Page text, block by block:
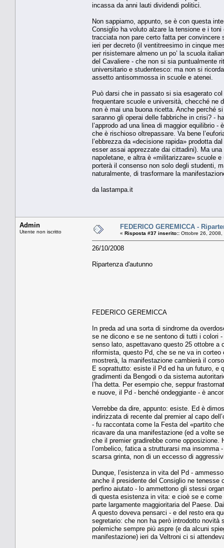
incassa da anni lauti dividendi politici.
Non sappiamo, appunto, se è con questa
Consiglio ha voluto alzare la tensione e i
tracciata non pare certo fatta per
ieri per decreto (il ventitreesimo in cinque
per risistemare almeno un po’ la scuola
del Cavaliere - che non si sia puntualmente
universitario e studentesco: ma non si
assetto antisommossa in scuole e atenei.
Può darsi che in passato si sia esagerato
frequentare scuole e università, checché ne
non è mai una buona ricetta. Anche perché
saranno gli operai delle fabbriche in crisi? -
l’approdo ad una linea di maggior equilibrio
che è rischioso oltrepassare. Va bene
l’ebbrezza da «decisione rapida» prodotta
esser assai apprezzate dai cittadini). Ma
napoletane, e altra è «militarizzare» scuole
porterà il consenso non solo degli studenti,
naturalmente, di trasformare la
da lastampa.it
Admin
Utente non iscritto
FEDERICO GEREMICCA -
« Risposta #37 inserito:: Ottobre 26, 2008,
26/10/2008
Ripartenza d'autunno
FEDERICO GEREMICCA
In preda ad una sorta di sindrome da
se ne dicono e se ne sentono di tutti i colori
senso lato, aspettavano questo 25 ottobre a
riformista, questo Pd, che se ne va in
mostrerà, la manifestazione cambierà il
E soprattutto: esiste il Pd ed ha un futuro, e
gradimenti da Bengodi o da sistema
l’ha detta. Per esempio che, seppur
e nuove, il Pd - benché ondeggiante - è
Verrebbe da dire, appunto: esiste. Ed è
indirizzata di recente dal premier al capo
- fu raccontata come la Festa del «partito
ricavare da una manifestazione (ed a volte
che il premier gradirebbe come opposizione.
l’ombelico, fatica a strutturarsi ma
scarsa grinta, non di un eccesso di
Dunque, l’esistenza in vita del Pd -
anche il presidente del Consiglio ne tenesse
perfino aiutato - lo ammettono gli stessi
di questa esistenza in vita: e cioè se e come
parte largamente maggioritaria del Paese.
A questo doveva pensarci - e del resto era
segretario: che non ha però introdotto
polemiche sempre più aspre (e da alcuni
manifestazione) ieri da Veltroni ci si